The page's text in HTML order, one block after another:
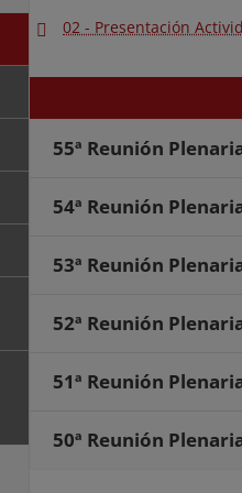
02 - Presentación
55ª Reunión
54ª Reunión
53ª Reunión
52ª Reunión
51ª Reunión
50ª Reunión